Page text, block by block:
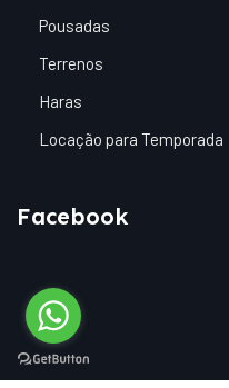
Pousadas
Terrenos
Haras
Locação para Temporada
Facebook